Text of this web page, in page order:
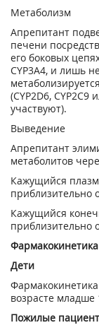
Метаболизм
Апрепитант
печени
его боковых
CYP3A4, и лишь
(CYP2D6,
участвуют).
Выведение
Апрепитант
метаболитов
Кажущийся
приблизительно
Кажущийся
приблизительно
Дети
возрасте младше
Пожилые